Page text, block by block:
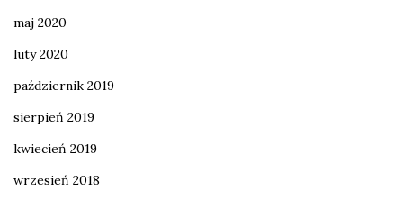
maj 2020
luty 2020
październik 2019
sierpień 2019
kwiecień 2019
wrzesień 2018